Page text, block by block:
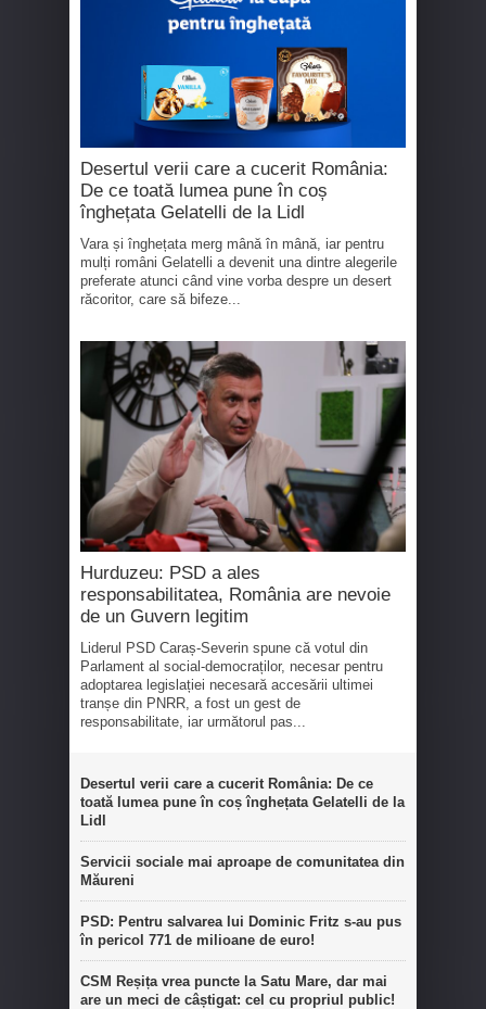
Desertul verii care a cucerit România:
De ce toată lumea pune în coș
înghețata Gelatelli de la Lidl
Vara și înghețata merg mână în mână, iar pentru
mulți români Gelatelli a devenit una dintre alegerile
preferate atunci când vine vorba despre un desert
răcoritor, care să bifeze...
Hurduzeu: PSD a ales
responsabilitatea, România are nevoie
de un Guvern legitim
Liderul PSD Caraș-Severin spune că votul din
Parlament al social-democraților, necesar pentru
adoptarea legislației necesară accesării ultimei
tranșe din PNRR, a fost un gest de
responsabilitate, iar următorul pas...
Desertul verii care a cucerit România: De ce
toată lumea pune în coș înghețata Gelatelli de la
Lidl
Servicii sociale mai aproape de comunitatea din
Măureni
PSD: Pentru salvarea lui Dominic Fritz s-au pus
în pericol 771 de milioane de euro!
CSM Reșița vrea puncte la Satu Mare, dar mai
are un meci de câștigat: cel cu propriul public!